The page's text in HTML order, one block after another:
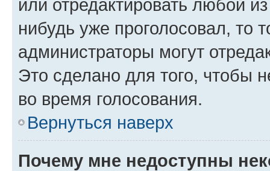
или отредактировать любой
нибудь уже проголосовал, то
администраторы могут
Это сделано для того, чтобы
во время голосования.
Вернуться наверх
Почему мне недоступны